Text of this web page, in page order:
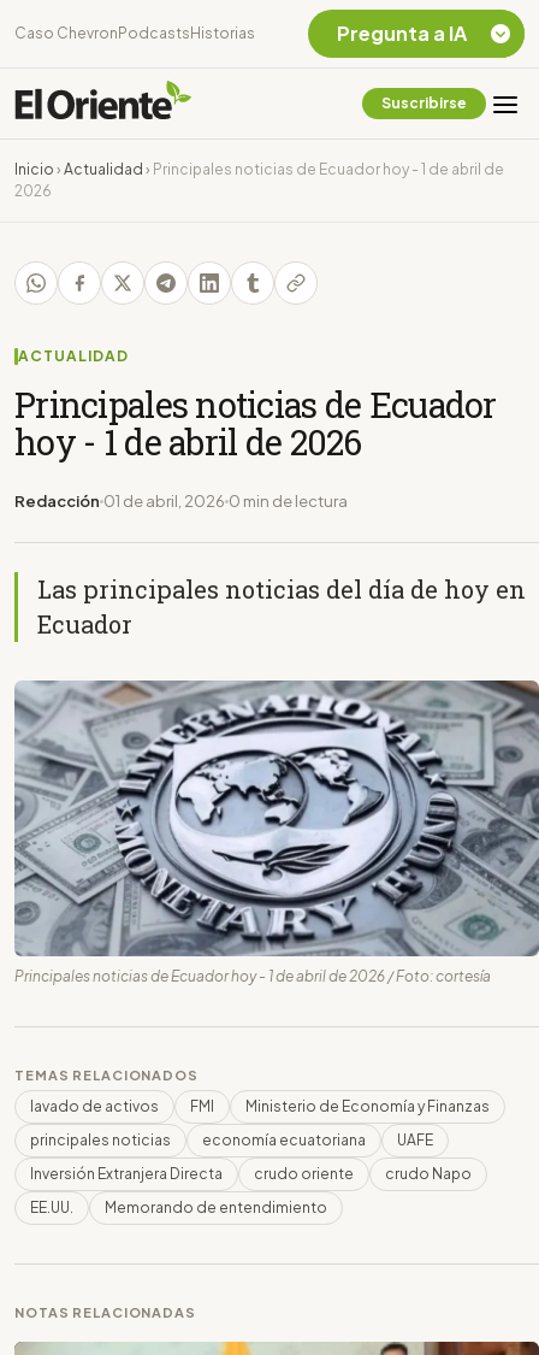
Caso Chevron Podcasts Historias
Suscribirse
Inicio › Actualidad › Principales noticias de Ecuador hoy - 1 de abril de
2026
ACTUALIDAD
Principales noticias de Ecuador
hoy - 1 de abril de 2026
Redacción 01 de abril, 2026 0 min de lectura
Las principales noticias del día de hoy en
Ecuador
Principales noticias de Ecuador hoy - 1 de abril de 2026 / Foto: cortesía
TEMAS RELACIONADOS
lavado de activos FMI
Ministerio de Economía y Finanzas
principales noticias
economía ecuatoriana
UAFE
Inversión Extranjera Directa
crudo oriente
crudo Napo
EE.UU.
Memorando de entendimiento
NOTAS RELACIONADAS
Pregunta a IA
Chevron Ecuador